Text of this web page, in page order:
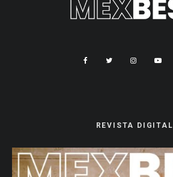
REVISTA DIGITAL